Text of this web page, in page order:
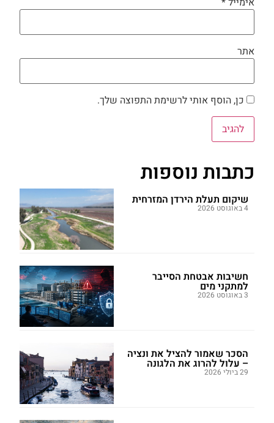
אתר
כן, הוסף אותי לרשימת התפוצה שלך.
כתבות נוספות
שיקום תעלת הירדן המזרחית
4 באוגוסט 2026
חשיבות אבטחת הסייבר
למתקני מים
3 באוגוסט 2026
הסכר שאמור להציל את ונציה
– עלול להרוג את הלגונה
29 ביולי 2026